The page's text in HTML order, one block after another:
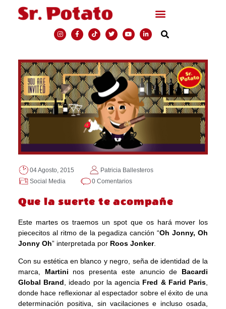
04 Agosto, 2015
Patricia Ballesteros
Social Media
0 Comentarios
Que la suerte te acompañe
Este martes os traemos un spot que os hará mover los
piececitos al ritmo de la pegadiza canción “Oh Jonny, Oh
Jonny Oh” interpretada por Roos Jonker.
Con su estética en blanco y negro, seña de identidad de la
marca, Martini nos presenta este anuncio de Bacardi
Global Brand, ideado por la agencia Fred & Farid Paris,
donde hace reflexionar al espectador sobre el éxito de una
determinación positiva, sin vacilaciones e incluso osada,